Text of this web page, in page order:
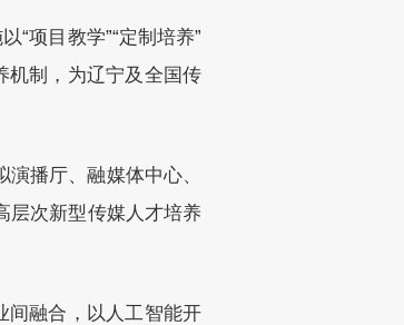
“项目教学”“定制培养”
机制，为辽宁及全国传
播厅、融媒体中心、
层次新型传媒人才培养
间融合，以人工智能开